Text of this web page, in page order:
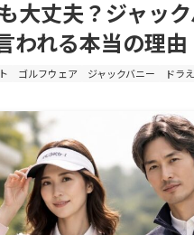
大丈夫？ジャッ
われる本当の理由
ゴルフウェア ジャックバニー ドラ